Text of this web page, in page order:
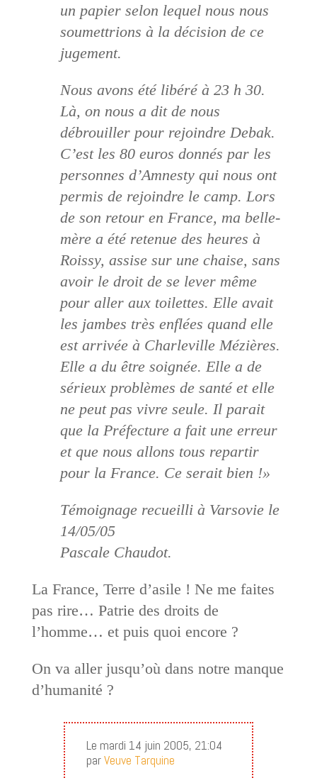
un papier selon lequel nous nous
soumettrions à la décision de ce
jugement.
Nous avons été libéré à 23 h 30.
Là, on nous a dit de nous
débrouiller pour rejoindre Debak.
C’est les 80 euros donnés par les
personnes d’Amnesty qui nous ont
permis de rejoindre le camp. Lors
de son retour en France, ma belle-
mère a été retenue des heures à
Roissy, assise sur une chaise, sans
avoir le droit de se lever même
pour aller aux toilettes. Elle avait
les jambes très enflées quand elle
est arrivée à Charleville Mézières.
Elle a du être soignée. Elle a de
sérieux problèmes de santé et elle
ne peut pas vivre seule. Il parait
que la Préfecture a fait une erreur
et que nous allons tous repartir
pour la France. Ce serait bien !»
Témoignage recueilli à Varsovie le
14/05/05
Pascale Chaudot.
La France, Terre d’asile ! Ne me faites
pas rire… Patrie des droits de
l’homme… et puis quoi encore ?
On va aller jusqu’où dans notre manque
d’humanité ?
Le mardi 14 juin 2005, 21:04
parVeuve Tarquine